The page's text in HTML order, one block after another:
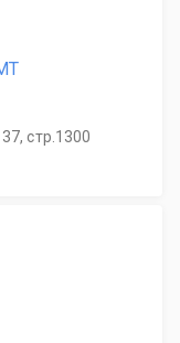
стр.1300